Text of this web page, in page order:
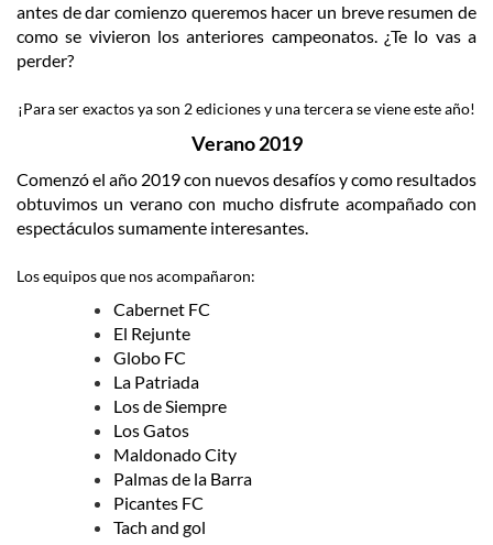
antes de dar comienzo queremos hacer un breve resumen de
como se vivieron los anteriores campeonatos. ¿Te lo vas a
perder?
¡Para ser exactos ya son 2 ediciones y una tercera se viene este año!
Verano 2019
Comenzó el año 2019 con nuevos desafíos y como resultados
obtuvimos un verano con mucho disfrute acompañado con
espectáculos sumamente interesantes.
Los equipos que nos acompañaron:
Cabernet FC
El Rejunte
Globo FC
La Patriada
Los de Siempre
Los Gatos
Maldonado City
Palmas de la Barra
Picantes FC
Tach and gol